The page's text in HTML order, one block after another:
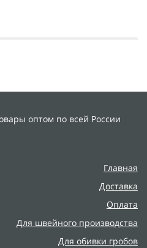
оптом по всей России
Главная
Доставка
Оплата
Для швейного производства
Для обивки гробов